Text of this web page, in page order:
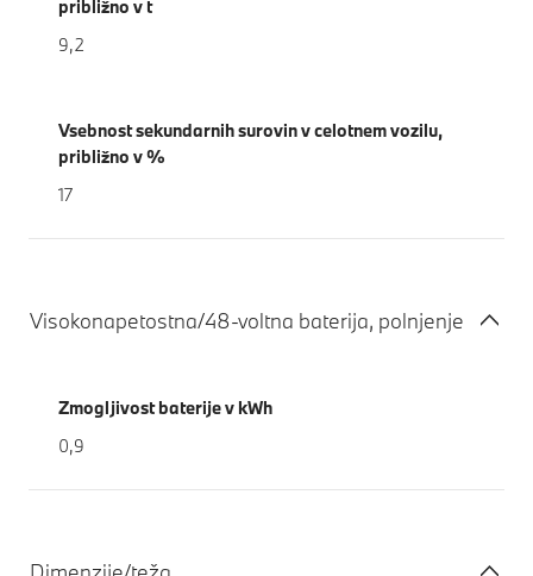
približno v t
9,2
Vsebnost sekundarnih surovin v celotnem vozilu,
približno v %
17
Visokonapetostna/48-voltna baterija, polnjenje
Zmogljivost baterije v kWh
0,9